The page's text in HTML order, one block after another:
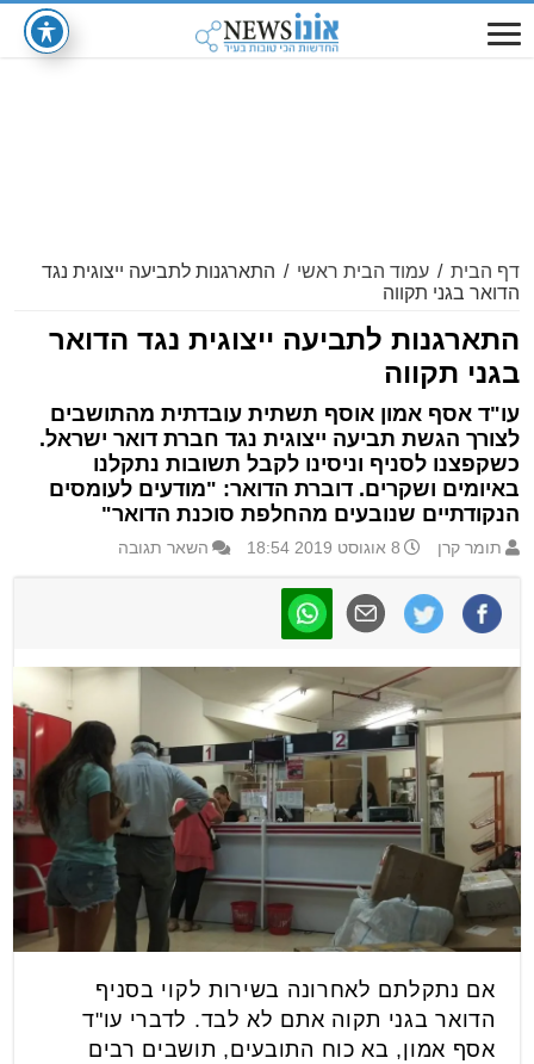
דף הבית / עמוד הבית ראשי / התארגנות לתביעה ייצוגית נגד
הדואר בגני תקווה
התארגנות לתביעה ייצוגית נגד הדואר
בגני תקווה
עו"ד אסף אמון אוסף תשתית עובדתית מהתושבים
לצורך הגשת תביעה ייצוגית נגד חברת דואר ישראל.
כשקפצנו לסניף וניסינו לקבל תשובות נתקלנו
באיומים ושקרים. דוברת הדואר: "מודעים לעומסים
הנקודתיים שנובעים מהחלפת סוכנת הדואר"
תומר קרן 8 אוגוסט 2019 18:54 השאר תגובה
אם נתקלתם לאחרונה בשירות לקוי בסניף
הדואר בגני תקוה אתם לא לבד. לדברי עו"ד
אסף אמון, בא כוח התובעים, תושבים רבים